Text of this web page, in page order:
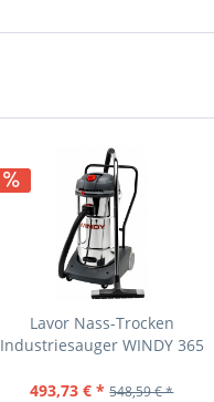
Lavor Nass-Trocken
Industriesauger WINDY 365
493,73 € * 548,59 € *